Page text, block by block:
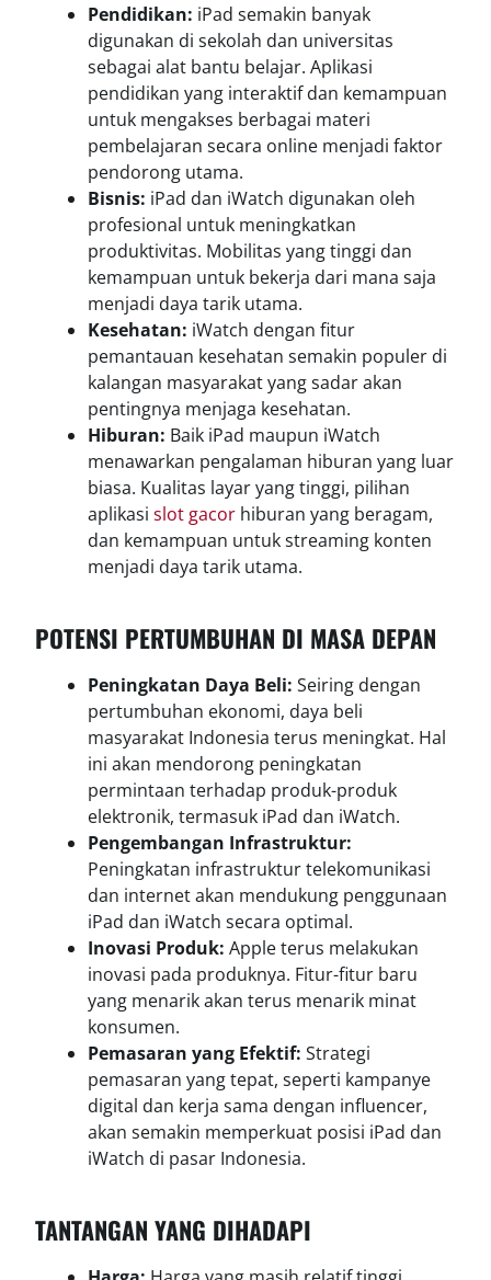
Pendidikan: iPad semakin banyak
digunakan di sekolah dan universitas
sebagai alat bantu belajar. Aplikasi
pendidikan yang interaktif dan kemampuan
untuk mengakses berbagai materi
pembelajaran secara online menjadi faktor
pendorong utama.
Bisnis: iPad dan iWatch digunakan oleh
profesional untuk meningkatkan
produktivitas. Mobilitas yang tinggi dan
kemampuan untuk bekerja dari mana saja
menjadi daya tarik utama.
Kesehatan: iWatch dengan fitur
pemantauan kesehatan semakin populer di
kalangan masyarakat yang sadar akan
pentingnya menjaga kesehatan.
Hiburan: Baik iPad maupun iWatch
menawarkan pengalaman hiburan yang luar
biasa. Kualitas layar yang tinggi, pilihan
aplikasi slot gacor hiburan yang beragam,
dan kemampuan untuk streaming konten
menjadi daya tarik utama.
POTENSI PERTUMBUHAN DI MASA DEPAN
Peningkatan Daya Beli: Seiring dengan
pertumbuhan ekonomi, daya beli
masyarakat Indonesia terus meningkat. Hal
ini akan mendorong peningkatan
permintaan terhadap produk-produk
elektronik, termasuk iPad dan iWatch.
Pengembangan Infrastruktur:
Peningkatan infrastruktur telekomunikasi
dan internet akan mendukung penggunaan
iPad dan iWatch secara optimal.
Inovasi Produk: Apple terus melakukan
inovasi pada produknya. Fitur-fitur baru
yang menarik akan terus menarik minat
konsumen.
Pemasaran yang Efektif: Strategi
pemasaran yang tepat, seperti kampanye
digital dan kerja sama dengan influencer,
akan semakin memperkuat posisi iPad dan
iWatch di pasar Indonesia.
TANTANGAN YANG DIHADAPI